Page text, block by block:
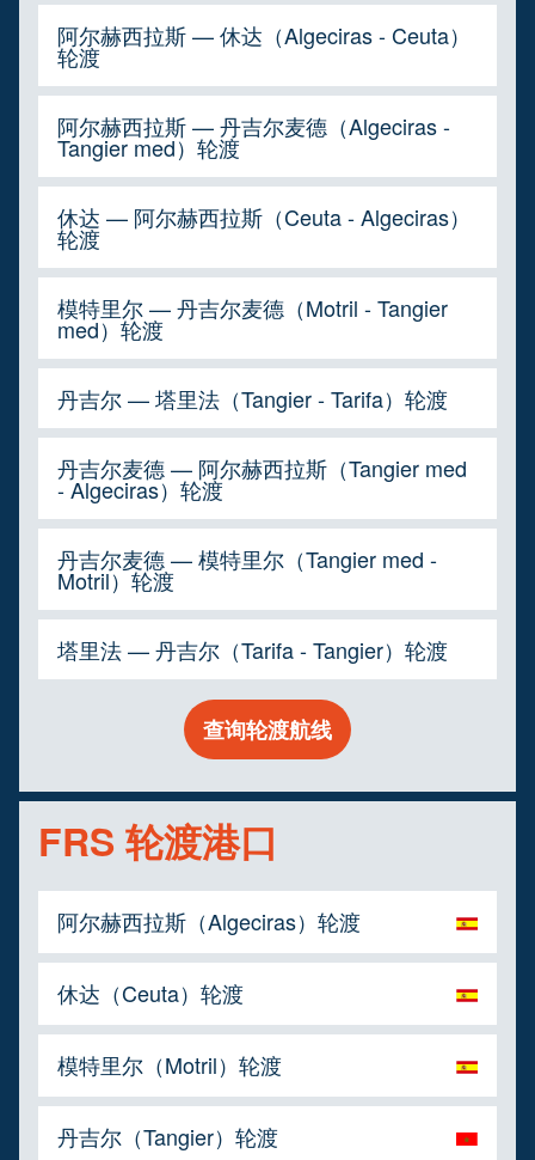
阿尔赫西拉斯 — 休达（Algeciras - Ceuta）
轮渡
阿尔赫西拉斯 — 丹吉尔麦德（Algeciras -
Tangier med）轮渡
休达 — 阿尔赫西拉斯（Ceuta - Algeciras）
轮渡
模特里尔 — 丹吉尔麦德（Motril - Tangier
med）轮渡
丹吉尔 — 塔里法（Tangier - Tarifa）轮渡
丹吉尔麦德 — 阿尔赫西拉斯（Tangier med
- Algeciras）轮渡
丹吉尔麦德 — 模特里尔（Tangier med -
Motril）轮渡
塔里法 — 丹吉尔（Tarifa - Tangier）轮渡
查询轮渡航线
FRS 轮渡港口
阿尔赫西拉斯（Algeciras）轮渡
休达（Ceuta）轮渡
模特里尔（Motril）轮渡
丹吉尔（Tangier）轮渡